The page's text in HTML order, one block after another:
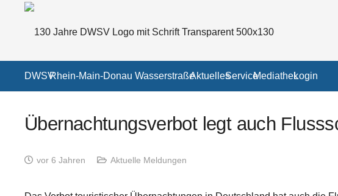
DWSVRhein-Main-Donau WasserstraßeAktuellesServiceMediathekLogin
Übernachtungsverbot legt auch
vor 6 Jahren Aktuelle Meldungen